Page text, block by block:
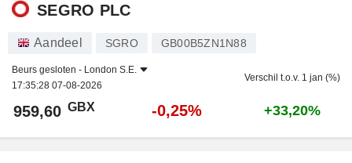
SEGRO PLC
Aandeel SGRO GB00B5ZN1N88
Beurs gesloten - London S.E.
17:35:28 07-08-2026
Verschil t.o.v. 1 jan (%)
959,60 GBX -0,25% +33,20%